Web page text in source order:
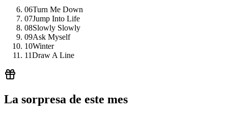
06Turn Me Down
07Jump Into Life
08Slowly Slowly
09Ask Myself
10Winter
11Draw A Line
La sorpresa de este mes